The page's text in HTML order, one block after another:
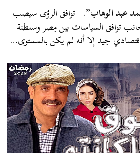
عبد الوهاب”. توافق الرؤى سيصب
توافق السياسات بين مِصر وسلطنة
جيد إلا أنه لم يكن بالمستوى…